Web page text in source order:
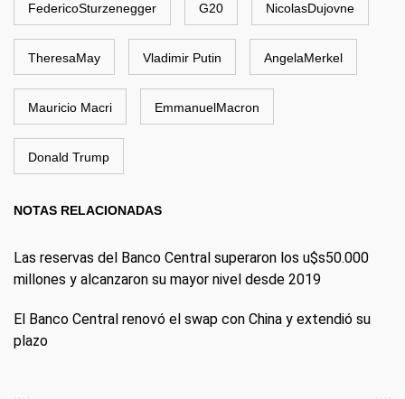
FedericoSturzenegger G20 NicolasDujovne
TheresaMay Vladimir Putin AngelaMerkel
Mauricio Macri EmmanuelMacron
Donald Trump
NOTAS RELACIONADAS
Las reservas del Banco Central superaron los u$s50.000
millones y alcanzaron su mayor nivel desde 2019
El Banco Central renovó el swap con China y extendió su
plazo